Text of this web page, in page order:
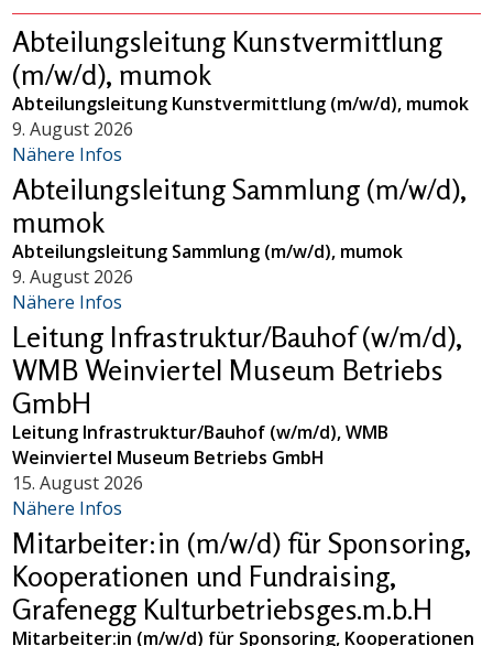
Abteilungsleitung Kunstvermittlung
(m/w/d), mumok
Abteilungsleitung Kunstvermittlung (m/w/d), mumok
9. August 2026
Nähere Infos
Abteilungsleitung Sammlung (m/w/d),
mumok
Abteilungsleitung Sammlung (m/w/d), mumok
9. August 2026
Nähere Infos
Leitung Infrastruktur/Bauhof (w/m/d),
WMB Weinviertel Museum Betriebs
GmbH
Leitung Infrastruktur/Bauhof (w/m/d), WMB
Weinviertel Museum Betriebs GmbH
15. August 2026
Nähere Infos
Mitarbeiter:in (m/w/d) für Sponsoring,
Kooperationen und Fundraising,
Grafenegg Kulturbetriebsges.m.b.H
Mitarbeiter:in (m/w/d) für Sponsoring, Kooperationen